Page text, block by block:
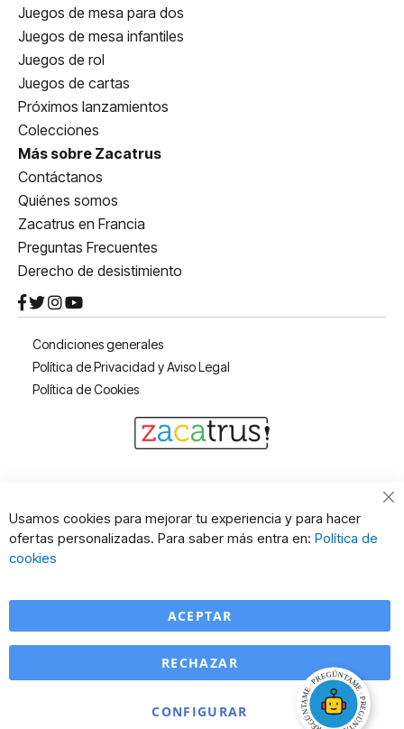
Juegos de mesa para dos
Juegos de mesa infantiles
Juegos de rol
Juegos de cartas
Próximos lanzamientos
Colecciones
Más sobre Zacatrus
Contáctanos
Quiénes somos
Zacatrus en Francia
Preguntas Frecuentes
Derecho de desistimiento
Condiciones generales
Política de Privacidad y Aviso Legal
Política de Cookies
Usamos cookies para mejorar tu experiencia y para hacer
ofertas personalizadas. Para saber más entra en: Política de
cookies
ACEPTAR
CONFIGURAR
RECHAZAR